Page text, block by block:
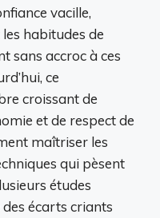
vacille,
habitudes de
sans accroc à ces
ce
croissant de
et de respect de
maîtriser les
qui pèsent
études
écarts criants